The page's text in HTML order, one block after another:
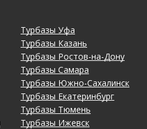
Турбазы Уфа
Турбазы Казань
Турбазы Ростов-на-Дону
Турбазы Самара
Турбазы Южно-Сахалинск
Турбазы Екатеринбург
Турбазы Тюмень
Турбазы Ижевск